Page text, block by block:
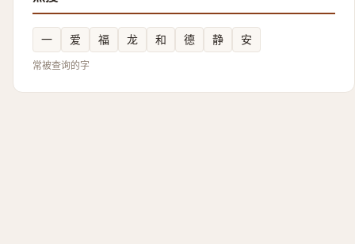
一 爱 福 龙 和 德 静 安
常被查询的字